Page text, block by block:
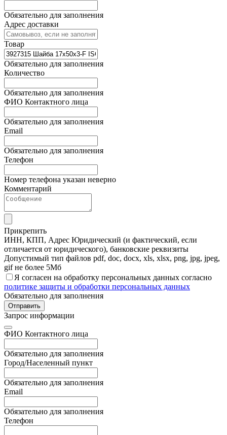
Обязательно для заполнения
Адрес доставки
Товар
Обязательно для заполнения
Количество
Обязательно для заполнения
ФИО Контактного лица
Обязательно для заполнения
Email
Обязательно для заполнения
Телефон
Номер телефона указан неверно
Комментарий
Прикрепить
ИНН, КПП, Адрес Юридический (и фактический, если
отличается от юридического), банковские реквизиты
Допустимый тип файлов pdf, doc, docx, xls, xlsx, png, jpg, jpeg,
gif не более 5Мб
Я согласен на обработку персональных данных согласно
политике защиты и обработки персональных данных
Обязательно для заполнения
Отправить
Запрос информации
ФИО Контактного лица
Обязательно для заполнения
Город/Населенный пункт
Обязательно для заполнения
Email
Обязательно для заполнения
Телефон